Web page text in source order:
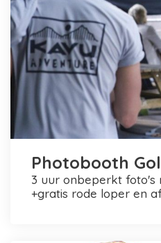
Photobooth
3 uur onbeperkt foto's maken en printen
+gratis rode loper en